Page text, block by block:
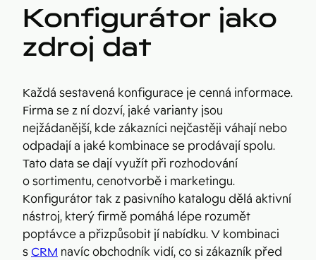
Konfigurátor jako
zdroj dat
Každá sestavená konfigurace je cenná informace.
Firma se z ní dozví, jaké varianty jsou
nejžádanější, kde zákazníci nejčastěji váhají nebo
odpadají a jaké kombinace se prodávají spolu.
Tato data se dají využít při rozhodování
o sortimentu, cenotvorbě i marketingu.
Konfigurátor tak z pasivního katalogu dělá aktivní
nástroj, který firmě pomáhá lépe rozumět
poptávce a přizpůsobit jí nabídku. V kombinaci
s CRM navíc obchodník vidí, co si zákazník před